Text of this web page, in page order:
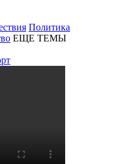
Политика
ЕЩЕ ТЕМЫ